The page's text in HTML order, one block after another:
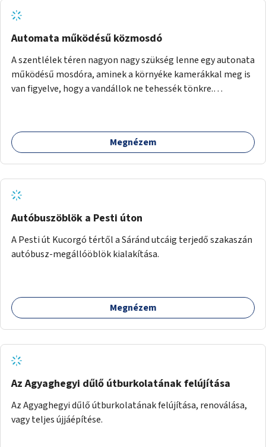
Automata működésű közmosdó
A szentlélek téren nagyon nagy szükség lenne egy autonata
működésű mosdóra, aminek a környéke kamerákkal meg is
van figyelve, hogy a vandállok ne tehessék tönkre.
Megnézem
Autóbuszöblök a Pesti úton
A Pesti út Kucorgó tértől a Sáránd utcáig terjedő szakaszán
autóbusz-megállóöblök kialakítása.
Megnézem
Az Agyaghegyi dűlő útburkolatának felújítása
Az Agyaghegyi dűlő útburkolatának felújítása, renoválása,
vagy teljes újjáépítése.